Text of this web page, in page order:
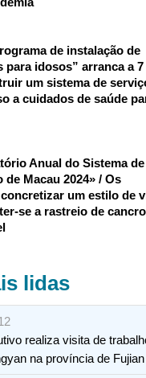
de instalação de
para idosos” arranca a 7
um sistema de
a cuidados de saúde
Anual do Sistema de
Macau 2024» / Os
um estilo de
se a rastreio de
lidas
realiza visita de
na província de Fujian